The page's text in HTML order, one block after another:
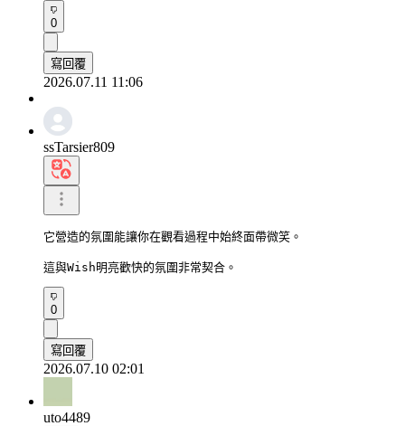
0
寫回覆
2026.07.11 11:06
ssTarsier809
它營造的氛圍能讓你在觀看過程中始終面帶微笑。
這與Wish明亮歡快的氛圍非常契合。
0
寫回覆
2026.07.10 02:01
uto4489